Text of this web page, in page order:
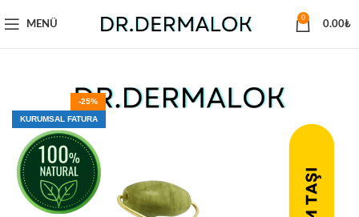
MENÜ
0
0.00₺
-25%
KURUMSAL FATURA